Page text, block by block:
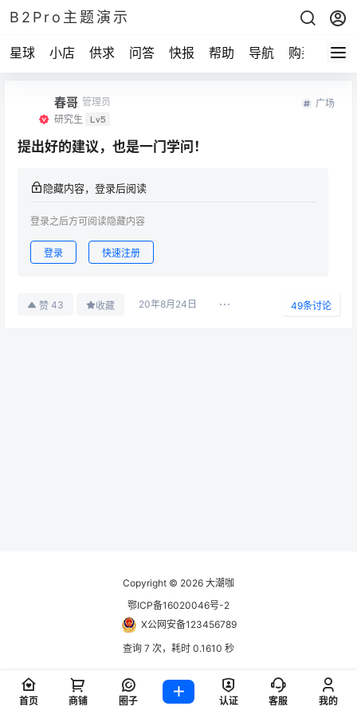
B2Pro主题演示
星球 小店 供求 问答 快报 帮助 导航 购买
春哥 管理员
研究生
Lv5
广场
提出好的建议，也是一门学问！
隐藏内容，登录后阅读
登录之后方可阅读隐藏内容
登录 快速注册
赞 43 收藏 20年8月24日 49条讨论
Copyright © 2026 大潮咖
鄂ICP备16020046号-2
X公网安备123456789
查询 7 次，耗时 0.1610 秒
首页 商铺 圈子 认证 客服 我的